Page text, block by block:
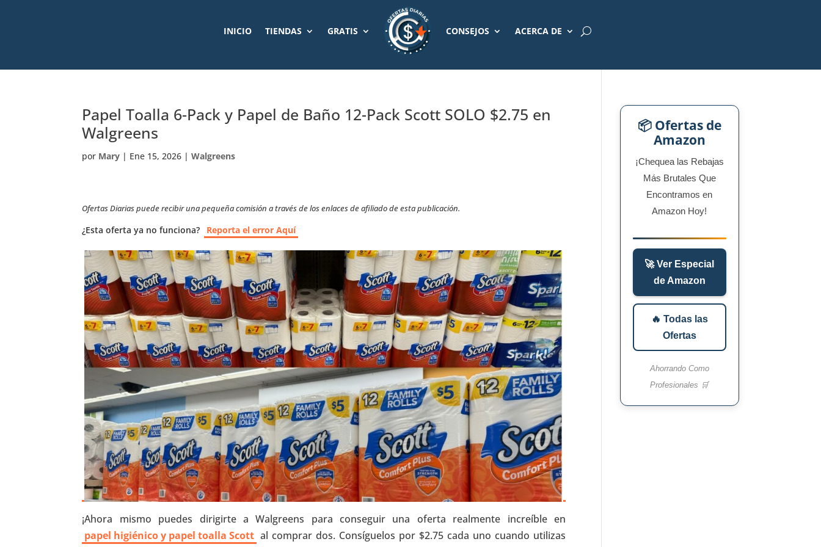
INICIO TIENDAS GRATIS CONSEJOS ACERCA DE
Papel Toalla 6-Pack y Papel de Baño 12-Pack Scott SOLO $2.75 en
Walgreens
por Mary | Ene 15, 2026 |Walgreens
Ofertas Diarias puede recibir una pequeña comisión a través de los enlaces de afiliado de esta publicación.
¿Esta oferta ya no funciona? Reporta el error Aquí
¡Ahora mismo puedes dirigirte a Walgreens para conseguir una oferta realmente increíble en
papel higiénico y papel toalla Scott al comprar dos. Consíguelos por $2.75 cada uno cuando utilizas
📦 Ofertas de
Amazon
¡Chequea las Rebajas
Más Brutales Que
Encontramos en
Amazon Hoy!
🚀 Ver Especial
de Amazon
🔥 Todas las
Ofertas
Ahorrando Como
Profesionales 🛒